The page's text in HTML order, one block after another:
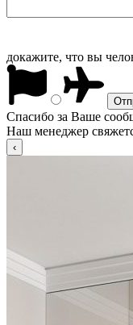
докажите, что вы
Спасибо за Ваше
Наш менеджер